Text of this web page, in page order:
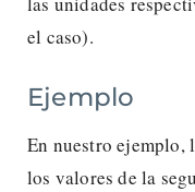
el caso).
Ejemplo
En nuestro
los valores de la